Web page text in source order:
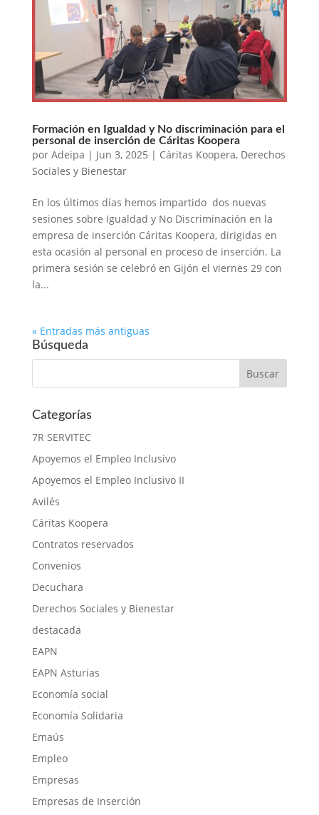
Formación en Igualdad y No discriminación para el
personal de inserción de Cáritas Koopera
por Adeipa | Jun 3, 2025 | Cáritas Koopera, Derechos
Sociales y Bienestar
En los últimos días hemos impartido dos nuevas
sesiones sobre Igualdad y No Discriminación en la
empresa de inserción Cáritas Koopera, dirigidas en
esta ocasión al personal en proceso de inserción. La
primera sesión se celebró en Gijón el viernes 29 con
la...
« Entradas más antiguas
Búsqueda
Categorías
7R SERVITEC
Apoyemos el Empleo Inclusivo
Apoyemos el Empleo Inclusivo II
Avilés
Cáritas Koopera
Contratos reservados
Convenios
Decuchara
Derechos Sociales y Bienestar
destacada
EAPN
EAPN Asturias
Economía social
Economía Solidaria
Emaús
Empleo
Empresas
Empresas de Inserción